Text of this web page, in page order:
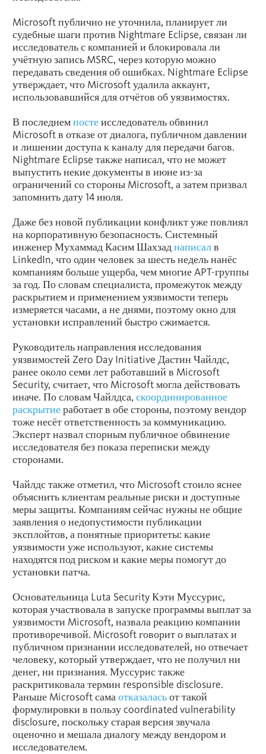
Microsoft публично не уточнила, планирует ли
судебные шаги против Nightmare Eclipse, связан ли
исследователь с компанией и блокировала ли
учётную запись MSRC, через которую можно
передавать сведения об ошибках. Nightmare Eclipse
утверждает, что Microsoft удалила аккаунт,
использовавшийся для отчётов об уязвимостях.
В последнемпостеисследователь обвинил
Microsoft в отказе от диалога, публичном давлении
и лишении доступа к каналу для передачи багов.
Nightmare Eclipse также написал, что не может
выпустить некие документы в июне из-за
ограничений со стороны Microsoft, а затем призвал
запомнить дату 14 июля.
Даже без новой публикации конфликт уже повлиял
на корпоративную безопасность. Системный
инженер Мухаммад Касим Шахзаднаписалв
LinkedIn, что один человек за шесть недель нанёс
компаниям больше ущерба, чем многие APT-группы
за год. По словам специалиста, промежуток между
раскрытием и применением уязвимости теперь
измеряется часами, а не днями, поэтому окно для
установки исправлений быстро сжимается.
Руководитель направления исследования
уязвимостей Zero Day Initiative Дастин Чайлдс,
ранее около семи лет работавший в Microsoft
Security, считает, что Microsoft могла действовать
иначе. По словам Чайлдса, скоординированное
раскрытиеработает в обе стороны, поэтому вендор
тоже несёт ответственность за коммуникацию.
Эксперт назвал спорным публичное обвинение
исследователя без показа переписки между
сторонами.
Чайлдс также отметил, что Microsoft стоило яснее
объяснить клиентам реальные риски и доступные
меры защиты. Компаниям сейчас нужны не общие
заявления о недопустимости публикации
эксплойтов, а понятные приоритеты: какие
уязвимости уже используют, какие системы
находятся под риском и какие меры помогут до
установки патча.
Основательница Luta Security Кэти Муссурис,
которая участвовала в запуске программы выплат за
уязвимости Microsoft, назвала реакцию компании
противоречивой. Microsoft говорит о выплатах и
публичном признании исследователей, но отвечает
человеку, который утверждает, что не получил ни
денег, ни признания. Муссурис также
раскритиковала термин responsible disclosure.
Раньше Microsoft самаотказаласьот такой
формулировки в пользу coordinated vulnerability
disclosure, поскольку старая версия звучала
оценочно и мешала диалогу между вендором и
исследователем.